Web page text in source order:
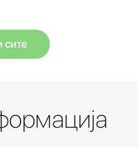
сите